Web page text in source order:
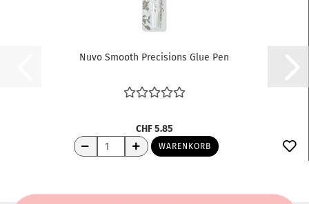
Nuvo Smooth Precisions Glue Pen
CHF 5.85
WARENKORB